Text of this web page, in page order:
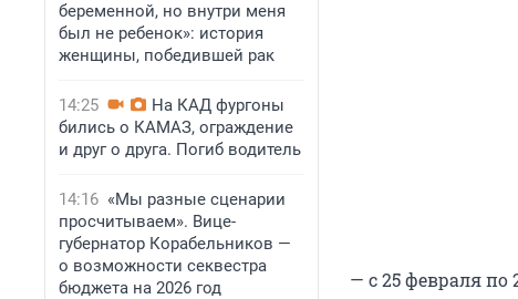
беременной, но внутри меня
был не ребенок»: история
женщины, победившей рак
14:25
На КАД фургоны
бились о КАМАЗ, ограждение
и друг о друга. Погиб водитель
14:16 «Мы разные сценарии
просчитываем». Вице-
губернатор Корабельников —
о возможности секвестра
бюджета на 2026 год
— с 25 февраля по